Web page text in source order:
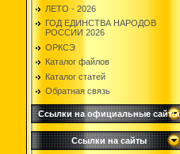
ЛЕТО - 2026
ГОД ЕДИНСТВА НАРОДОВ
РОССИИ 2026
ОРКСЭ
Каталог файлов
Каталог статей
Обратная связь
Ссылки на официальные сайты
Ссылки на сайты